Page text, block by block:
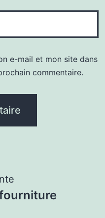
e-mail et mon site dans
commentaire.